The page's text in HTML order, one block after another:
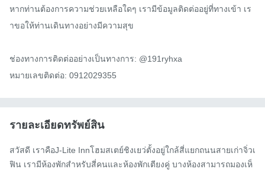
หากท่านต้องการความช่วยเหลือใดๆ เรามีข้อมูลติดต่ออยู่ที่ทางเข้า เร
าขอให้ท่านเดินทางอย่างมีความสุข
ช่องทางการติดต่ออย่างเป็นทางการ: @191ryhxa
หมายเลขติดต่อ: 0912029355
รายละเอียดทรัพย์สิน
สวัสดี เราคือJ-Lite Innโฮมสเตย์ชิงเยว่ตั้งอยู่ใกล้สี่แยกถนนสายเก่าจิ่วเ
ฟิน เรามีห้องพักสำหรับสี่คนและห้องพักเตียงคู่ บางห้องสามารถมองเห็